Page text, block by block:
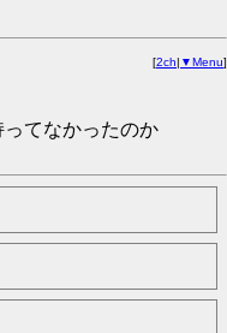
[2ch| ▼Menu]
てなかったのか